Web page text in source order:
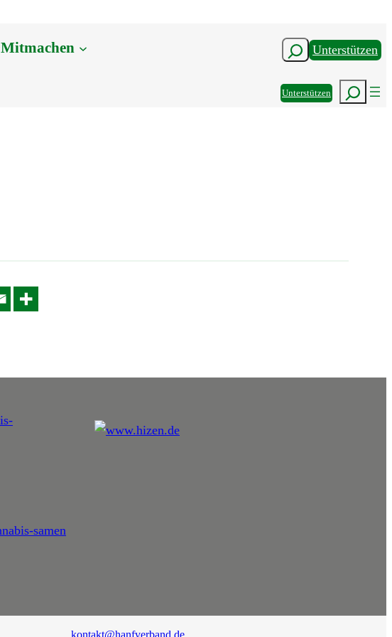
Mitmachen SuchenUnterstützen
UnterstützenSuchen